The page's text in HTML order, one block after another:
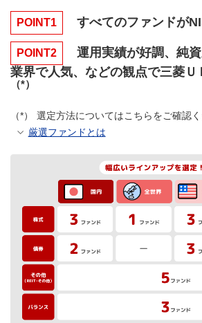
POINT1 すべてのファンドが
POINT2
運用実績が好調、純資
業界で人気、などの観点で三菱Ｕ
（*）
選定方法についてはこちらをご確認
厳選ファンドとは